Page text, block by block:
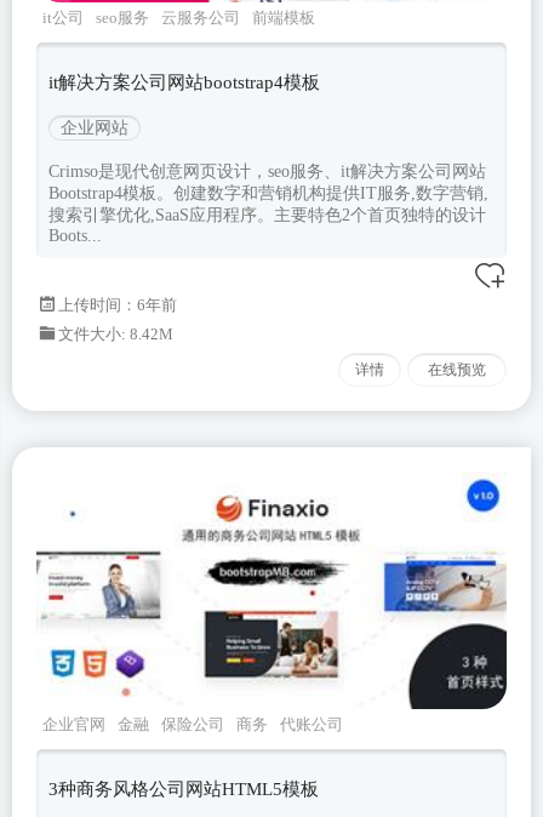
it公司 seo服务 云服务公司
前端模板
it解决方案公司网站bootstrap4模板
企业网站
Crimso是现代创意网页设计，seo服务、it解决方案公司网站
Bootstrap4模板。创建数字和营销机构提供IT服务,数字营销,
搜索引擎优化,SaaS应用程序。主要特色2个首页独特的设计
Boots...
上传时间：6年前
文件大小: 8.42M
详情 在线预览
企业官网 金融 保险公司 商务 代账公司
3种商务风格公司网站HTML5模板